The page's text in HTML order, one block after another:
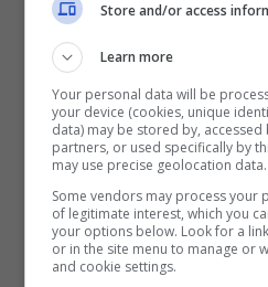
Store and/or access
Learn more
Your personal data will be
your device (cookies, unique
data) may be stored by,
partners, or used specifically by
may use precise geolocation data.
Some vendors may process your
of legitimate interest, which you
your options below. Look for a
or in the site menu to manage or
and cookie settings.